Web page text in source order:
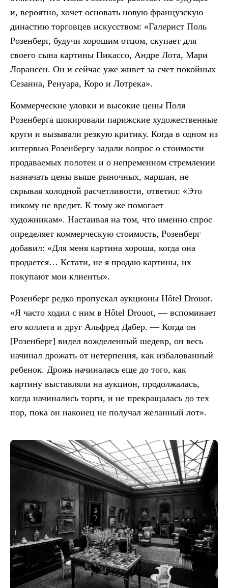
и, вероятно, хочет основать новую французскую
династию торговцев искусством: «Галерист Поль
Розенберг, будучи хорошим отцом, скупает для
своего сына картины Пикассо, Андре Лота, Мари
Лорансен. Он и сейчас уже живет за счет покойных
Сезанна, Ренуара, Коро и Лотрека».
Коммерческие уловки и высокие цены Поля
Розенберга шокировали парижские художественные
круги и вызывали резкую критику. Когда в одном из
интервью Розенбергу задали вопрос о стоимости
продаваемых полотен и о непременном стремлении
назначать цены выше рыночных, маршан, не
скрывая холодной расчетливости, ответил: «Это
никому не вредит. К тому же помогает
художникам». Настаивая на том, что именно спрос
определяет коммерческую стоимость, Розенберг
добавил: «Для меня картина хороша, когда она
продается… Кстати, не я продаю картины, их
покупают мои клиенты».
Розенберг редко пропускал аукционы Hôtel Drouot.
«Я часто ходил с ним в Hôtel Drouot, — вспоминает
его коллега и друг Альфред Дабер. — Когда он
[Розенберг] видел вожделенный шедевр, он весь
начинал дрожать от нетерпения, как избалованный
ребенок. Дрожь начиналась еще до того, как
картину выставляли на аукцион, продолжалась,
когда начинались торги, и не прекращалась до тех
пор, пока он наконец не получал желанный лот».